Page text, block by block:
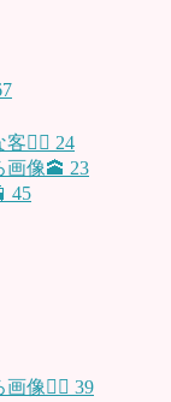
🤦‍♀️ 24
画像🕋 23
45
像🙅‍♀️ 39